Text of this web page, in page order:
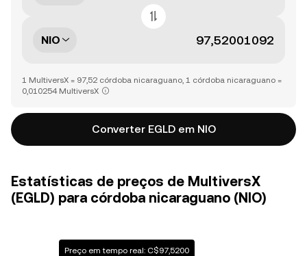
NIO
1 MultiversX = 97,52 córdoba nicaraguano, 1 córdoba nicaraguano =
0,010254 MultiversX
Converter EGLD em NIO
Estatísticas de preços de MultiversX
(EGLD) para córdoba nicaraguano (NIO)
Preço em tempo real: C$97,5200